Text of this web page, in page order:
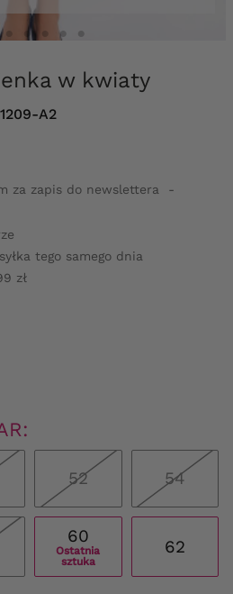
w kwiaty
A2
za zapis do newslettera -
tego samego dnia
zł
52 54
60
Ostatnia
sztuka
62